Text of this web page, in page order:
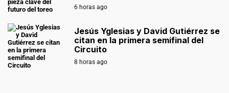
6 horas ago
Jesús Yglesias y David Gutiérrez se
citan en la primera semifinal del
Circuito
8 horas ago